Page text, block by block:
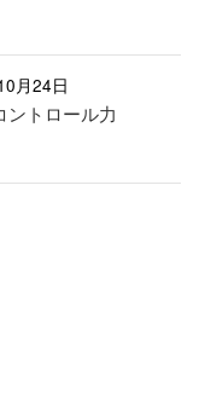
月24日
ントロール力